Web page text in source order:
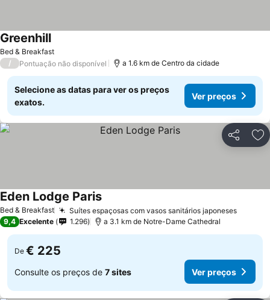
Bed & Breakfast
GreenhillVer preços
/ Pontuação não disponível a 1.6 km de Centro da cidade
Selecione as datas para ver os preços
exatos.
Ver preços
Partilhar
Bed & Breakfast Suítes espaçosas com vasos sanitários japonesesVer
Eden Lodge ParisVer preços
9,4 Excelente 1.296 a 3.1 km de Notre-Dame Cathedral
De € 225
Consulte os preços de 7 sites Ver preços